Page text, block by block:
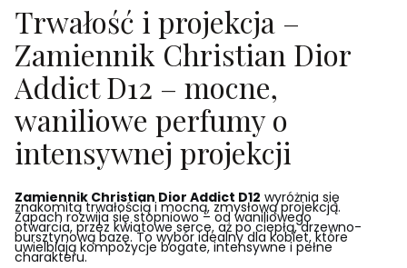
Trwałość i projekcja –
Zamiennik Christian Dior
Addict D12 – mocne,
waniliowe perfumy o
intensywnej projekcji
Zamiennik Christian Dior Addict D12 wyróżnia się
znakomitą trwałością i mocną, zmysłową projekcją.
Zapach rozwija się stopniowo – od waniliowego
otwarcia, przez kwiatowe serce, aż po ciepłą, drzewno-
bursztynową bazę. To wybór idealny dla kobiet, które
uwielbiają kompozycje bogate, intensywne i pełne
charakteru.